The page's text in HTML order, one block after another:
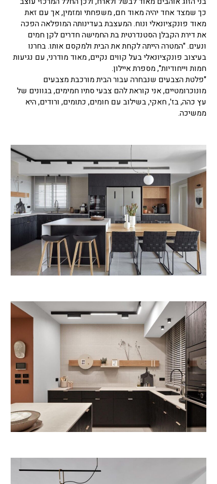
כך שמצד אחד יהיה מאוד חם, משפחתי ומזמין, אך עם זאת
מאוד פונקציונאלי ונוח. המעצבת בעדינותה המופלאה הפכה
את דירת הקבלן הסטנדרטית בת החמישה חדרים לקן חמים
ונעים. "המטרה הייתה לקחת את הבית ולמקסם אותו. בחרנו
בעיצוב פונקציונאלי בעל קווים נקיים, מאוד מודרני, עם נגיעות
חמות וייחודיות", מספרת איילון.
"פלטת הצבעים שנבחרה עבור הבית מורכבת מצבעים
מונוכרומטיים, אני קוראת להם צבעי סתיו חמימים, בגוונים של
עץ כהה, בז', חאקי, בשילוב עם חומים, כתומים, ורודים, היא
ממשיכה.